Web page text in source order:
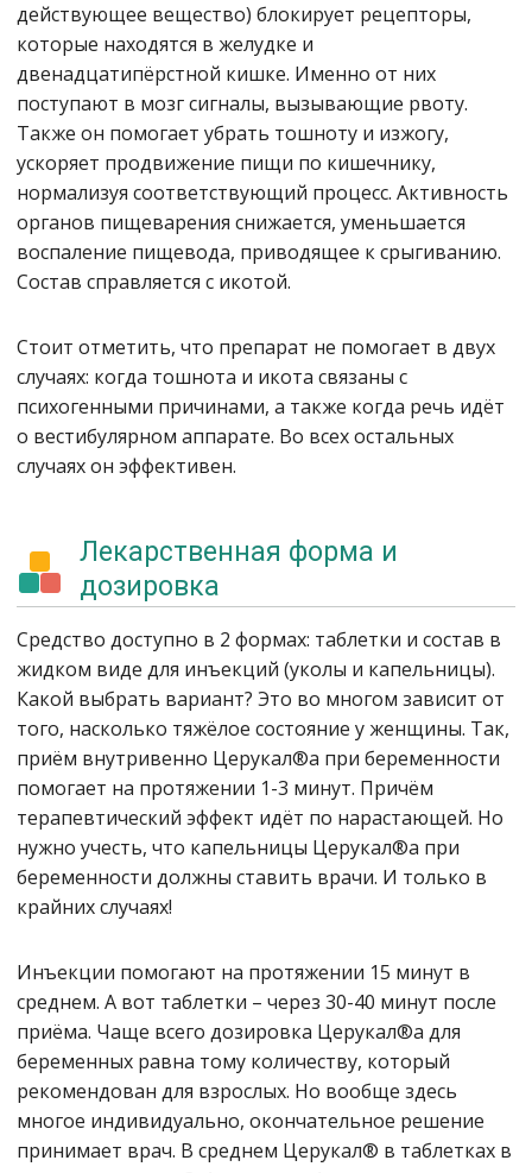
действующее вещество) блокирует рецепторы,
которые находятся в желудке и
двенадцатипёрстной кишке. Именно от них
поступают в мозг сигналы, вызывающие рвоту.
Также он помогает убрать тошноту и изжогу,
ускоряет продвижение пищи по кишечнику,
нормализуя соответствующий процесс. Активность
органов пищеварения снижается, уменьшается
воспаление пищевода, приводящее к срыгиванию.
Состав справляется с икотой.
Стоит отметить, что препарат не помогает в двух
случаях: когда тошнота и икота связаны с
психогенными причинами, а также когда речь идёт
о вестибулярном аппарате. Во всех остальных
случаях он эффективен.
Лекарственная форма и
дозировка
Средство доступно в 2 формах: таблетки и состав в
жидком виде для инъекций (уколы и капельницы).
Какой выбрать вариант? Это во многом зависит от
того, насколько тяжёлое состояние у женщины. Так,
приём внутривенно Церукал®а при беременности
помогает на протяжении 1-3 минут. Причём
терапевтический эффект идёт по нарастающей. Но
нужно учесть, что капельницы Церукал®а при
беременности должны ставить врачи. И только в
крайних случаях!
Инъекции помогают на протяжении 15 минут в
среднем. А вот таблетки – через 30-40 минут после
приёма. Чаще всего дозировка Церукал®а для
беременных равна тому количеству, который
рекомендован для взрослых. Но вообще здесь
многое индивидуально, окончательное решение
принимает врач. В среднем Церукал® в таблетках в